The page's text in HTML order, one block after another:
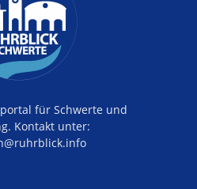
für Schwerte und
Kontakt unter: